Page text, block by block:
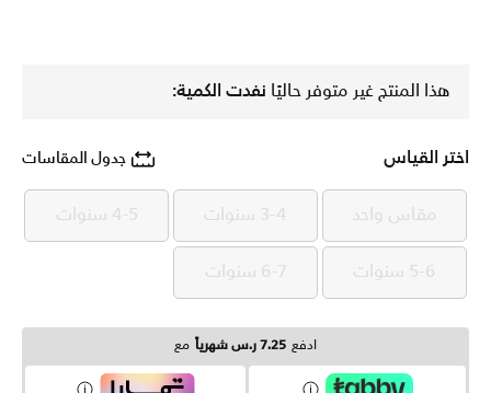
هذا المنتج غير متوفر حاليًا نفدت الكمية:
اختر القياس جدول المقاسات
مقاس واحد
مقاس واحد 3-4 سنوات 3-4 سنوات 4-5 سنوات 4-5 سنوات
5-6 سنوات 5-6 سنوات 6-7 سنوات 6-7 سنوات
ادفع 7.25 ر.س شهرياً مع